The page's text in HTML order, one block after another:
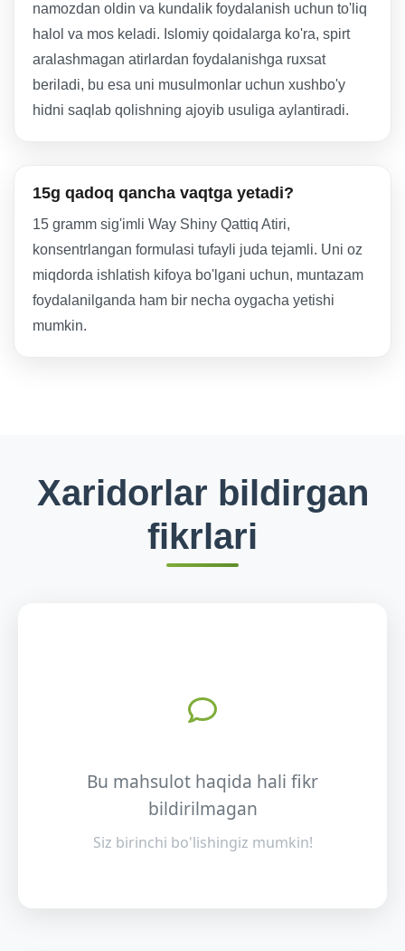
namozdan oldin va kundalik foydalanish uchun to'liq
halol va mos keladi. Islomiy qoidalarga ko'ra, spirt
aralashmagan atirlardan foydalanishga ruxsat
beriladi, bu esa uni musulmonlar uchun xushbo'y
hidni saqlab qolishning ajoyib usuliga aylantiradi.
15g qadoq qancha vaqtga yetadi?
15 gramm sig'imli Way Shiny Qattiq Atiri,
konsentrlangan formulasi tufayli juda tejamli. Uni oz
miqdorda ishlatish kifoya bo'lgani uchun, muntazam
foydalanilganda ham bir necha oygacha yetishi
mumkin.
Xaridorlar bildirgan
fikrlari
Bu mahsulot haqida hali fikr
bildirilmagan
Siz birinchi bo'lishingiz mumkin!